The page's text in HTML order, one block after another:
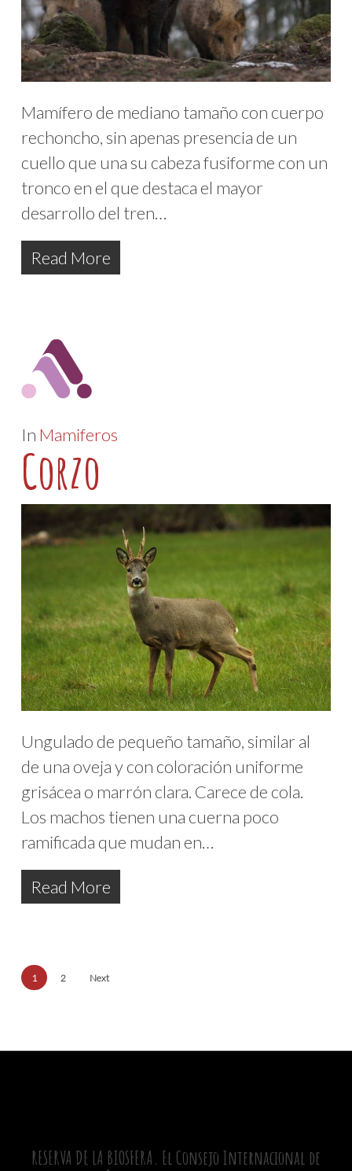
Mamífero de mediano tamaño con cuerpo
rechoncho, sin apenas presencia de un
cuello que una su cabeza fusiforme con un
tronco en el que destaca el mayor
desarrollo del tren…
Read More
In Mamiferos
Corzo
Ungulado de pequeño tamaño, similar al
de una oveja y con coloración uniforme
grisácea o marrón clara. Carece de cola.
Los machos tienen una cuerna poco
ramificada que mudan en…
Read More
1 2 Next
RESERVA DE LA BIOSFERA. El Consejo Internacional de